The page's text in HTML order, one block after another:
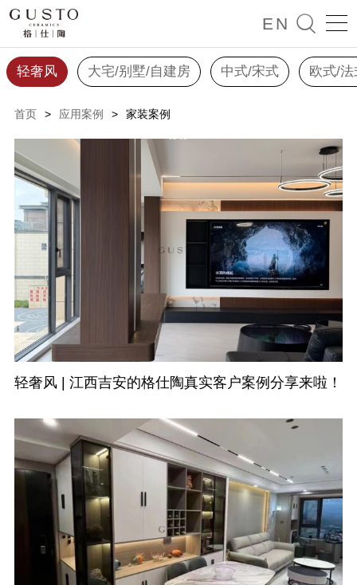
EN 
轻奢风 大宅/别墅/自建房 中式/宋式 欧式/法
首页 > 应用案例 > 家装案例
轻奢风 | 江西吉安的格仕陶真实客户案例分享来啦！